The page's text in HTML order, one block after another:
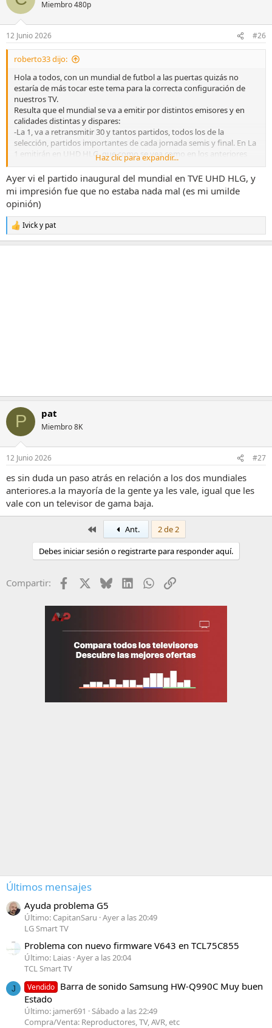
i
e
s
Miembro 480p
12 Junio 2026 #26
roberto33 dijo:
Hola a todos, con un mundial de futbol a las puertas quizás no
estaría de más tocar este tema para la correcta configuración de
nuestros TV.
Resulta que el mundial se va a emitir por distintos emisores y en
calidades distintas y dispares:
-La 1, va a retransmitir 30 y tantos partidos, todos los de la
selección, partidos importantes de cada jornada semis y final. En La
1 emitirán en UHD HLG, que como se vea como en los anteriores
eventos apañados estamos
-Dazn Mundial- Emitirá en su plataforma en 1080 p OTT
-Movistar- Ha confirmado que emitirá el Canal Dazn Mundial dentro
de su oferta televisiva en 4K HDR
-Orange- También tendrá el canal Dazn Mundial dentro de su oferta
pero en 1080p con True Motion.
Entiendo que los que tengan movistar no tienen ninguna duda de
por donde deben de verlo, pero para todos los demás. ¿Se verá
Haz clic para expandir...
Ayer vi el partido inaugural del mundial en TVE UHD HLG, y
mi impresión fue que no estaba nada mal (es mi umilde
opinión)
R
e
a
Ivicky pat
P pat
Miembro 8K
12 Junio 2026 #27
es sin duda un paso atrás en relación a los dos mundiales
anteriores.a la mayoría de la gente ya les vale, igual que les
vale con un televisor de gama baja.
PrimeroAnt.
2 de 2
Debes iniciar sesión o registrarte para responder aquí.
Compartir: Facebook BlueskyLinkedInWhatsApp
Enlace
Últimos mensajes
Ayuda problema G5
Último: CapitanSaru Ayer a las 20:49
LG Smart TV
Problema con nuevo firmware V643 en TCL75C855
Último: Laias Ayer a las 20:04
TCL Smart TV
J Vendido Barra de sonido Samsung HW-Q990C Muy buen
Estado
Último: jamer691
Sábado a las 22:49
Compra/Venta: Reproductores, TV, AVR, etc